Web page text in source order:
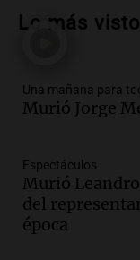
vehículos
Audio.
y cinco
Episodios
Audio.
Rosario
Lo más visto
Una mañana para
Murió Jorge
Espectáculos
Murió
del
época